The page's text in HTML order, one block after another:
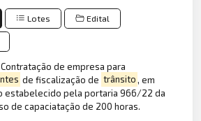
Lotes Edital
de empresa para
de fiscalização de trânsito, em
estabelecido pela portaria 966/22 da
de capaciatação de 200 horas.